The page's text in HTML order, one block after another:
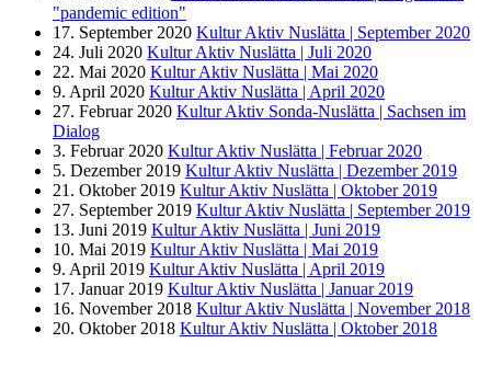
"pandemic edition"
17. September 2020 Kultur Aktiv Nuslätta | September 2020
24. Juli 2020 Kultur Aktiv Nuslätta | Juli 2020
22. Mai 2020 Kultur Aktiv Nuslätta | Mai 2020
9. April 2020 Kultur Aktiv Nuslätta | April 2020
27. Februar 2020 Kultur Aktiv Sonda-Nuslätta | Sachsen im
Dialog
3. Februar 2020 Kultur Aktiv Nuslätta | Februar 2020
5. Dezember 2019 Kultur Aktiv Nuslätta | Dezember 2019
21. Oktober 2019 Kultur Aktiv Nuslätta | Oktober 2019
27. September 2019 Kultur Aktiv Nuslätta | September 2019
13. Juni 2019 Kultur Aktiv Nuslätta | Juni 2019
10. Mai 2019 Kultur Aktiv Nuslätta | Mai 2019
9. April 2019 Kultur Aktiv Nuslätta | April 2019
17. Januar 2019 Kultur Aktiv Nuslätta | Januar 2019
16. November 2018 Kultur Aktiv Nuslätta | November 2018
20. Oktober 2018 Kultur Aktiv Nuslätta | Oktober 2018